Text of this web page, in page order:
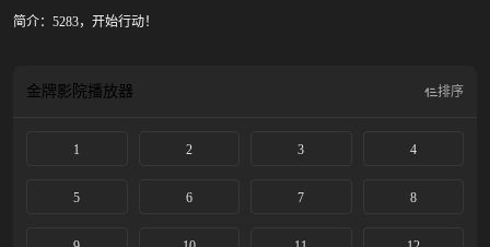
简介： 5283，开始行动！
金牌影院播放器 排序
1 2 3 4
5 6 7 8